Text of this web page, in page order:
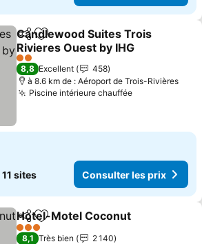
PartagerAjouter à mes favoris
Candlewood Suites Trois
Rivieres Ouest by IHG
2 Étoiles
8,8 Excellent
458
à 8.6 km de : Aéroport de Trois-Rivières
Piscine intérieure chauffée
11 sites Consulter les prix
PartagerAjouter à mes favoris
Hotel-Motel Coconut
3 Étoiles
8,1 Très bien
2 140